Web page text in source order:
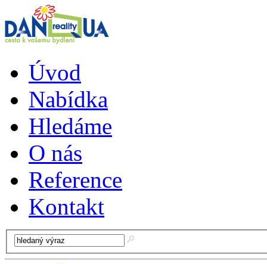
Úvod
Nabídka
Hledáme
O nás
Reference
Kontakt